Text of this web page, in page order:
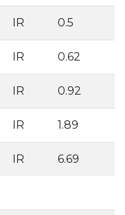
IR 0.5
IR 0.62
IR 0.92
IR 1.89
IR 6.69